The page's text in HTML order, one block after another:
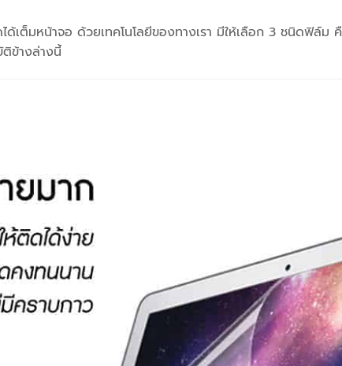
เต็มหน้าจอ ด้วยเทคโนโลยีของทางเรา มีให้เลือก 3 ชนิดฟิล์ม
ข้างล่างนี้